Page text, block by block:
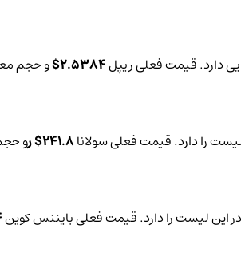
2.5384$ و حجم معاملات
241.8$ ر و حجم